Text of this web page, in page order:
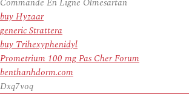
buy Hyzaar
generic Strattera
buy Trihexyphenidyl
Prometrium 100 mg Pas Cher Forum
benthanhdorm.com
Dxq7voq